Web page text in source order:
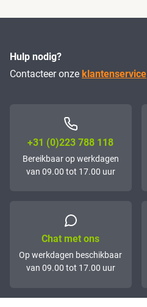
Hulp nodig?
Contacteer onze klantenservice
+31 (0)223 788 118
Bereikbaar op werkdagen
van 09.00 tot 17.00 uur
Chat met ons
Op werkdagen beschikbaar
van 09.00 tot 17.00 uur